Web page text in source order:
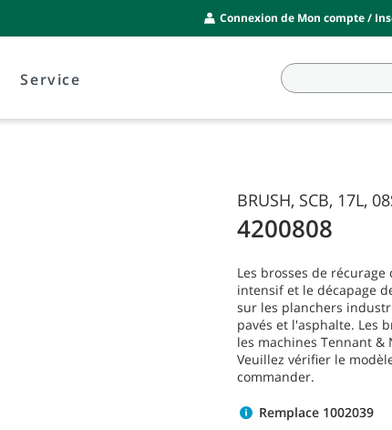
Connexion de Mon compte /
Service
BRUSH, SCB, 17L,
4200808
Les brosses de
intensif et le décapage
sur les planchers
pavés et l'asphalte. Les
les machines Tennant &
Veuillez vérifier le
commander.
Remplace 1002039